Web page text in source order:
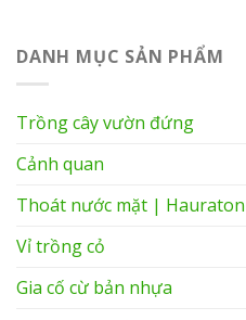
DANH MỤC SẢN PHẨM
Trồng cây vườn đứng
Cảnh quan
Thoát nước mặt | Hauraton
Vỉ trồng cỏ
Gia cố cừ bản nhựa